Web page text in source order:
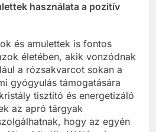
használata a pozitív
és amulettek is fontos
életében, akik vonzódnak
a rózsakvarcot sokan a
gyógyulás támogatására
tisztító és energetizáló
az apró tárgyak
hogy az egyén